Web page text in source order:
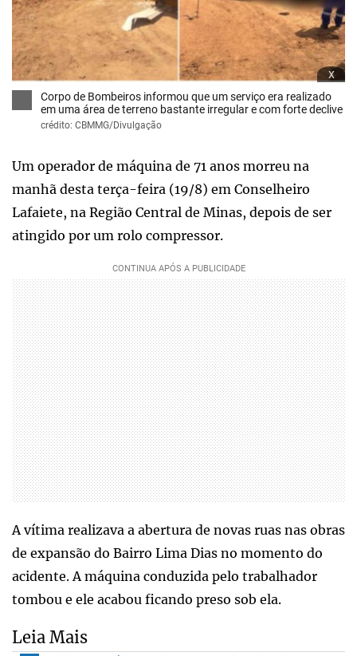
x
Corpo de Bombeiros informou que um serviço era realizado
em uma área de terreno bastante irregular e com forte declive
crédito: CBMMG/Divulgação
Um operador de máquina de 71 anos morreu na
manhã desta terça-feira (19/8) em Conselheiro
Lafaiete, na Região Central de Minas, depois de ser
atingido por um rolo compressor.
A vítima realizava a abertura de novas ruas nas obras
de expansão do Bairro Lima Dias no momento do
acidente. A máquina conduzida pelo trabalhador
tombou e ele acabou ficando preso sob ela.
Leia Mais